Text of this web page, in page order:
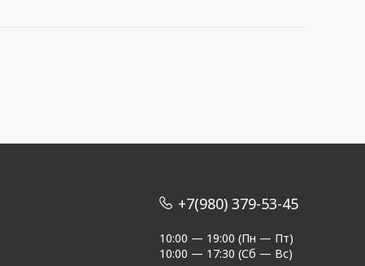
+7(980) 379-53-45
10:00 — 19:00 (Пн — Пт)
10:00 — 17:30 (Сб — Вс)